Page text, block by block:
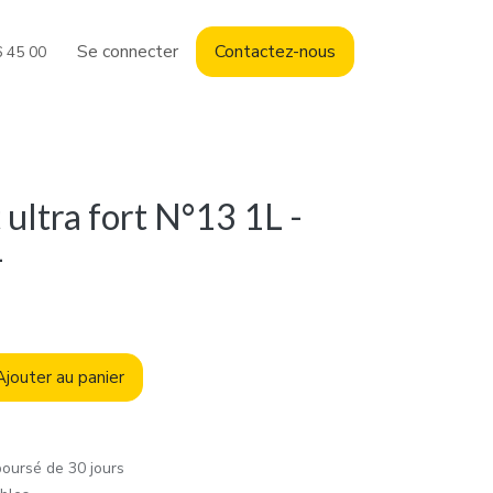
45 00 Se connecter Contactez-nous
ultra fort N°13 1L -
au panier
de 30 jours